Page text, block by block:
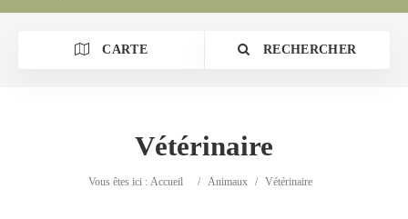
CARTE RECHERCHER
Catégorie
Vétérinaire
Vous êtes ici : Accueil / Animaux / Vétérinaire